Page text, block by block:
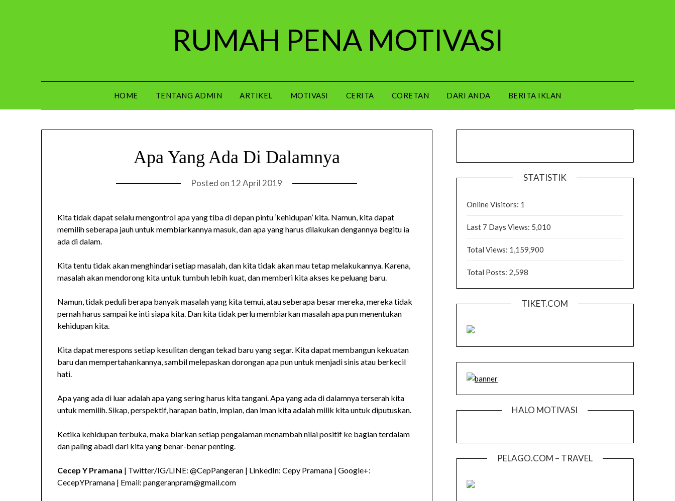
RUMAH PENA MOTIVASI
HOME TENTANG ADMIN ARTIKEL MOTIVASI CERITA CORETAN DARI ANDA BERITA IKLAN
Apa Yang Ada Di Dalamnya
Posted on 12 April 2019
Kita tidak dapat selalu mengontrol apa yang tiba di depan pintu ‘kehidupan’ kita. Namun, kita dapat
memilih seberapa jauh untuk membiarkannya masuk, dan apa yang harus dilakukan dengannya begitu ia
ada di dalam.
Kita tentu tidak akan menghindari setiap masalah, dan kita tidak akan mau tetap melakukannya. Karena,
masalah akan mendorong kita untuk tumbuh lebih kuat, dan memberi kita akses ke peluang baru.
Namun, tidak peduli berapa banyak masalah yang kita temui, atau seberapa besar mereka, mereka tidak
pernah harus sampai ke inti siapa kita. Dan kita tidak perlu membiarkan masalah apa pun menentukan
kehidupan kita.
Kita dapat merespons setiap kesulitan dengan tekad baru yang segar. Kita dapat membangun kekuatan
baru dan mempertahankannya, sambil melepaskan dorongan apa pun untuk menjadi sinis atau berkecil
hati.
Apa yang ada di luar adalah apa yang sering harus kita tangani. Apa yang ada di dalamnya terserah kita
untuk memilih. Sikap, perspektif, harapan batin, impian, dan iman kita adalah milik kita untuk diputuskan.
Ketika kehidupan terbuka, maka biarkan setiap pengalaman menambah nilai positif ke bagian terdalam
dan paling abadi dari kita yang benar-benar penting.
Cecep Y Pramana | Twitter/IG/LINE: @CepPangeran | LinkedIn: Cepy Pramana | Google+:
CecepYPramana | Email: pangeranpram@gmail.com
STATISTIK
Online Visitors: 1
Last 7 Days Views: 5,010
Total Views: 1,159,900
Total Posts: 2,598
TIKET.COM
HALO MOTIVASI
PELAGO.COM – TRAVEL